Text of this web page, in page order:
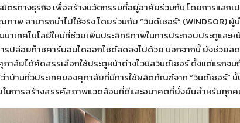
ตรทางธุรกิจ เพื่อสร้างนวัตกรรมที่อยู่อาศัยร่วมกัน โดยการแลก
สามารถนำไปใช้จริง โดยร่วมกับ “วินด์เซอร์” (WINDSOR) ผู้
าเทคโนโลยีใหม่ที่ช่วยเพิ่มประสิทธิภาพในการประกอบประตูและห
รปล่อยก๊าซคาร์บอนไดออกไซด์ลดลงไปด้วย นอกจากนี้ ยังช่วยล
าลัยได้คัดสรรเลือกใช้ประตูหน้าต่างไวนิลวินด์เซอร์ ตั้งแต่แรกจ
าบ้านทั่วประเทศของศุภาลัยที่มีการใช้ผลิตภัณฑ์จาก “วินด์เซอร์”
นการสร้างสรรค์สภาพแวดล้อมที่ดีและอนาคตที่ยั่งยืนสำหรับทุก